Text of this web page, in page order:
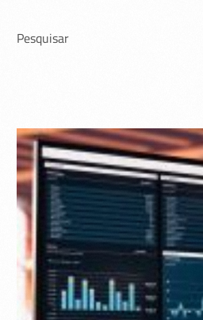
Pesquisar